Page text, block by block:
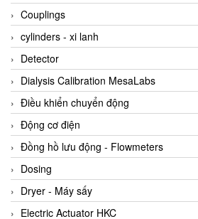
Alphino
ALRE-IT Vietnam
Altech
Amarillo Gear
Ametek
AMPTRON Vietnam
AND Vietnam
ANDERSON-NEGELE
ANDILOG Technologies Vietnam
Anritsu
Couplings
cylinders - xi lanh
Detector
Dialysis Calibration MesaLabs
Điều khiển chuyển động
Động cơ điện
Đồng hồ lưu động - Flowmeters
Dosing
Dryer - Máy sấy
Electric Actuator HKC